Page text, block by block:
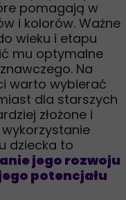
pomagają w
i kolorów. Ważne
wieku i etapu
mu optymalne
Na
warto wybierać
dla starszych
złożone i
dziecka to
jego rozwoju
potencjału